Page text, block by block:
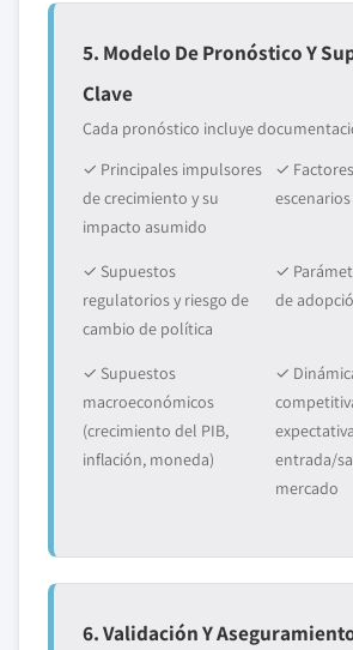
5. Modelo De Pronóstico Y
Clave
Cada pronóstico incluye
✓ Principales impulsores
de crecimiento y su
impacto asumido
✓
✓ Supuestos
regulatorios y riesgo de
cambio de política
✓
de
✓ Supuestos
macroeconómicos
(crecimiento del PIB,
inflación, moneda)
✓
entrada/
mercado
6. Validación Y